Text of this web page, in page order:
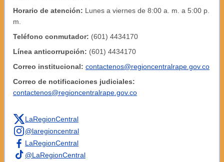
Horario de atención: Lunes a viernes de 8:00 a. m. a 5:00 p.
m.
Teléfono conmutador: (601) 4434170
Línea anticorrupción: (601) 4434170
Correo institucional: contactenos@regioncentralrape.gov.co
Correo de notificaciones judiciales:
contactenos@regioncentralrape.gov.co
LaRegionCentral
@laregioncentral
LaRegionCentral
@LaRegionCentral